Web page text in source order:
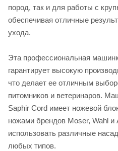
пород, так и для работы с
обеспечивая отличные
ухода.
Эта профессиональная
гарантирует высокую
что делает ее отличным
питомников и ветеринаров.
Saphir Cord имеет ножевой
ножами брендов Moser, Wahl и
использовать различные
любых типов.